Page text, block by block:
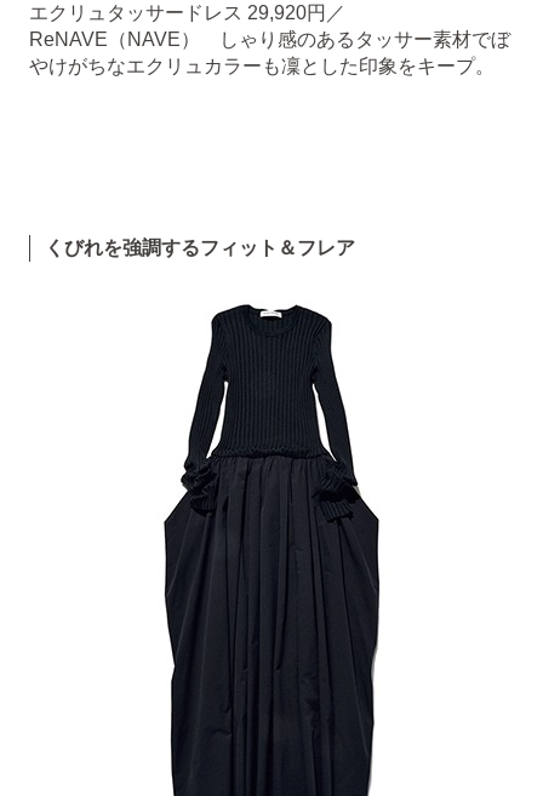
エクリュタッサードレス 29,920円／
ReNAVE（NAVE） しゃり感のあるタッサー素材でぼ
やけがちなエクリュカラーも凜とした印象をキープ。
くびれを強調するフィット＆フレア